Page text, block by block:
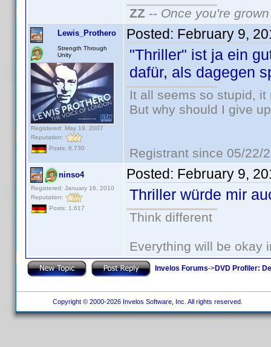
ZZ -- Once you're
Lewis_Prothero
Strength Through
Unity
Registered: May 19, 2007
Reputation:
Posts: 6,730
Posted: February 9,
"Thriller" ist ja ein
dafür, als dagegen
It all seems so stupid,
But why should I give
Registrant since 05/22/
ninso4
Registered: January 16, 2010
Reputation:
Posts: 1,617
Posted: February 9,
Thriller würde mir
Think different
Everything will be okay
Invelos Forums->DVD Profiler:
Copyright © 2000-2026 Invelos Software, Inc. All rights reserved.